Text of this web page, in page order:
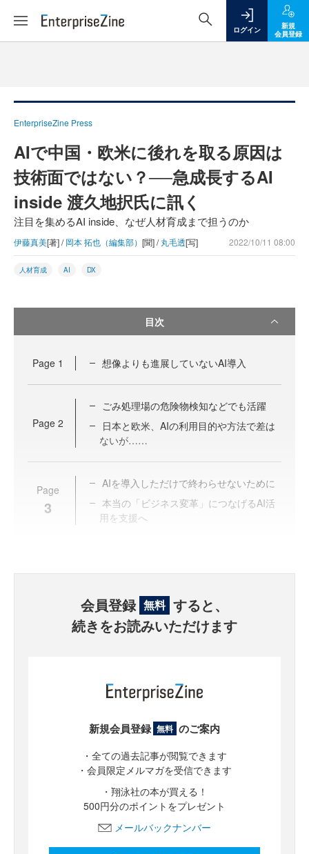
ログイン
新規
会員登録
EnterpriseZine Press
AIで中国・欧米に後れを取る原因は
技術面ではない？──急成長するAI
inside 渡久地択氏に訊く
注目を集めるAI inside、なぜ人材育成まで担うのか
伊藤真美[著] /岡本 拓也（編集部） [聞] /丸毛透[写] 2022/10/11 08:00
人材育成 AI DX
目次
Page 1 想像よりも進展していないAI導入
Page 2
ごみ処理場の危険物検知などでも活躍
日本と欧米、AIの利用目的や方法で差は
ないが……
Page
3
AIを導入しただけで終わらせないために
本当の「ビジネス変革」につなげるAI活
用を支援へ
会員登録 無料 すると、
続きをお読みいただけます
新規会員登録 無料 のご案内
・全ての過去記事が閲覧できます
・会員限定メルマガを受信できます
・翔泳社の本が買える！
500円分のポイントをプレゼント
メールバックナンバー